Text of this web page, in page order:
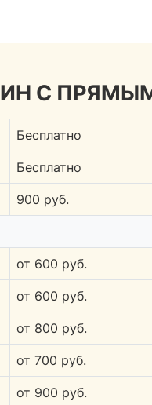
С
Бесплатно
Бесплатно
900 руб.
от 600 руб.
от 600 руб.
от 800 руб.
от 700 руб.
от 900 руб.